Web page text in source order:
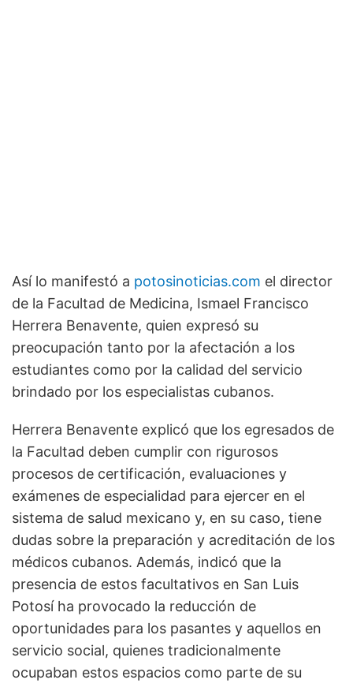
Así lo manifestó a potosinoticias.com el director
de la Facultad de Medicina, Ismael Francisco
Herrera Benavente, quien expresó su
preocupación tanto por la afectación a los
estudiantes como por la calidad del servicio
brindado por los especialistas cubanos.
Herrera Benavente explicó que los egresados de
la Facultad deben cumplir con rigurosos
procesos de certificación, evaluaciones y
exámenes de especialidad para ejercer en el
sistema de salud mexicano y, en su caso, tiene
dudas sobre la preparación y acreditación de los
médicos cubanos. Además, indicó que la
presencia de estos facultativos en San Luis
Potosí ha provocado la reducción de
oportunidades para los pasantes y aquellos en
servicio social, quienes tradicionalmente
ocupaban estos espacios como parte de su